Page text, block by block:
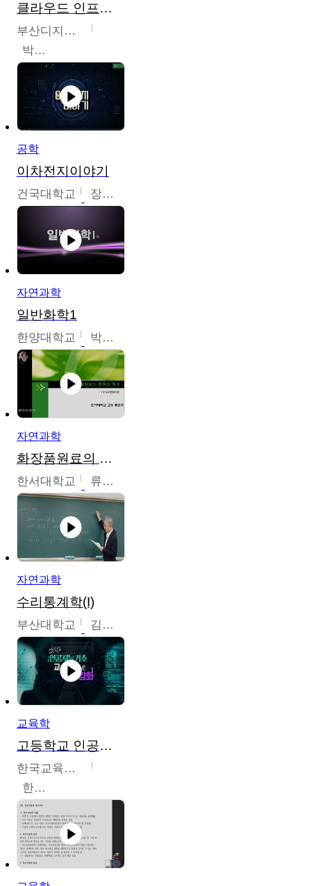
클라우드 인프라 구축 및 활용
부산디지털대학교
박수현
공학
이차전지이야기
건국대학교 장호현
자연과학
일반화학1
한양대학교 박경호
자연과학
화장품원료의 종류와 특성
한서대학교 류은주
자연과학
수리통계학(I)
부산대학교 김충락
교육학
고등학교 인공지능 기초 교수ㆍ학습 역량 강화
한국교육학술정보원
한국교육학술정보원